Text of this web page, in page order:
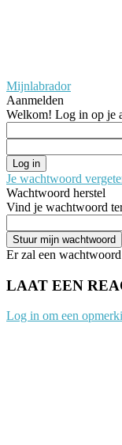
Mijnlabrador
Aanmelden
Welkom! Log in op je
Je wachtwoord
Wachtwoord herstel
Vind je wachtwoord
Er zal een
LAAT EEN
Log in om een